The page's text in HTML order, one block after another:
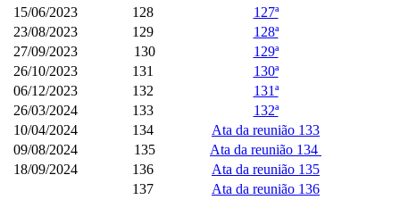
15/06/2023
128
127ª
23/08/2023
129
128ª
27/09/2023
130
129ª
26/10/2023
131
130ª
06/12/2023
132
131ª
26/03/2024
133
132ª
10/04/2024
134
Ata da reunião 133
09/08/2024
135
Ata da reunião 134
18/09/2024
136
Ata da reunião 135
137
Ata da reunião 136